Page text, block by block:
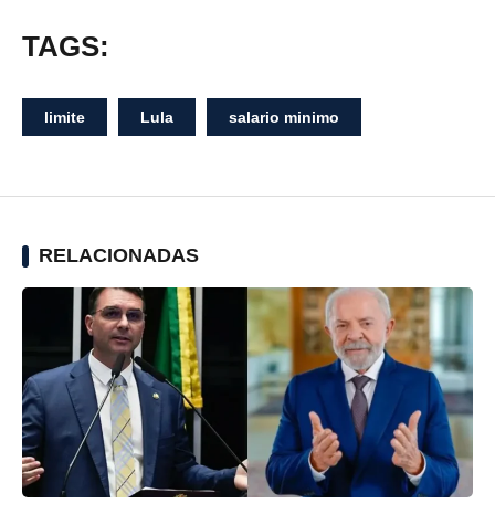
TAGS:
limite Lula salario minimo
RELACIONADAS